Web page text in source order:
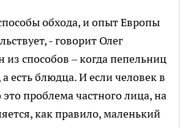
обхода, и опыт Европы
- говорит Олег
из способов – когда пепельниц
а есть блюдца. И если человек в
это проблема частного лица, на
как правило, маленький